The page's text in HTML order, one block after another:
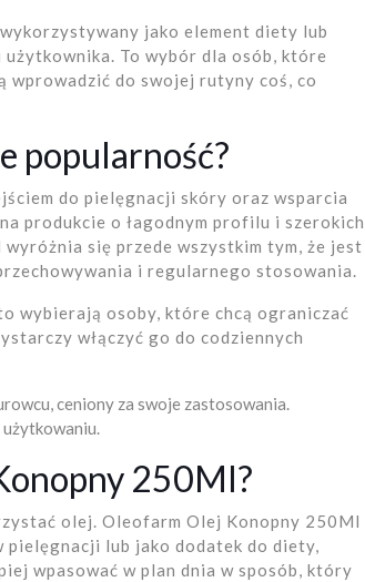
jako element diety lub
To wybór dla osób, które
wprowadzić do swojej rutyny coś, co
popularność?
do pielęgnacji skóry oraz wsparcia
produkcie o łagodnym profilu i szerokich
się przede wszystkim tym, że jest
i regularnego stosowania.
wybierają osoby, które chcą ograniczać
włączyć go do codziennych
ceniony za swoje zastosowania.
użytkowaniu.
250Ml?
olej. Oleofarm Olej Konopny 250Ml
lub jako dodatek do diety,
wpasować w plan dnia w sposób, który